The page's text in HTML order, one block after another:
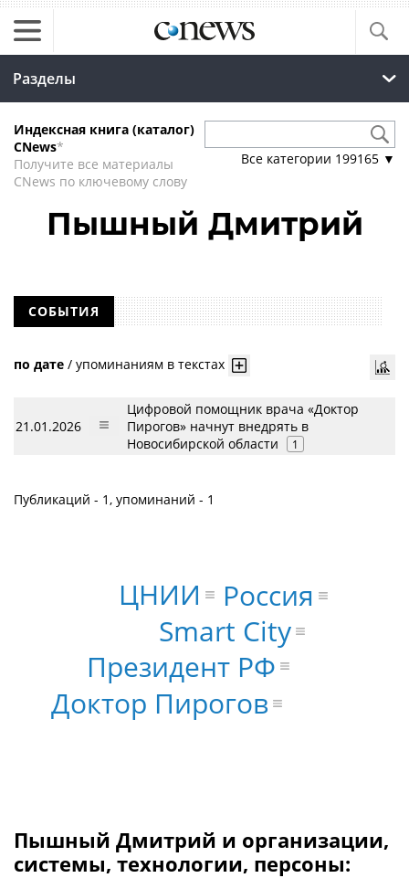
Разделы
Индексная книга (каталог)
CNews*
Получите все материалы
CNews по ключевому слову
Все категории 199165 ▼
Пышный Дмитрий
СОБЫТИЯ
по дате / упоминаниям в текстах
21.01.2026
Цифровой помощник врача «Доктор
Пирогов» начнут внедрять в
Новосибирской области
1
Публикаций - 1, упоминаний - 1
Президент РФ
Smart City
Доктор Пирогов
Россия
ЦНИИ
Пышный Дмитрий и организации,
системы, технологии, персоны: